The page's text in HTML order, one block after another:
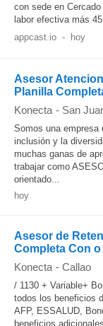
con sede en
labor efectiva más
appcast.io - hoy
Asesor
Planilla
Konecta - San
Somos una empresa
inclusión y la
muchas ganas de
trabajar como
orientado...
hoy
Asesor de
Completa Con
Konecta - Callao
/ 1130 + Variable+
todos los beneficios
AFP, ESSALUD,
beneficios